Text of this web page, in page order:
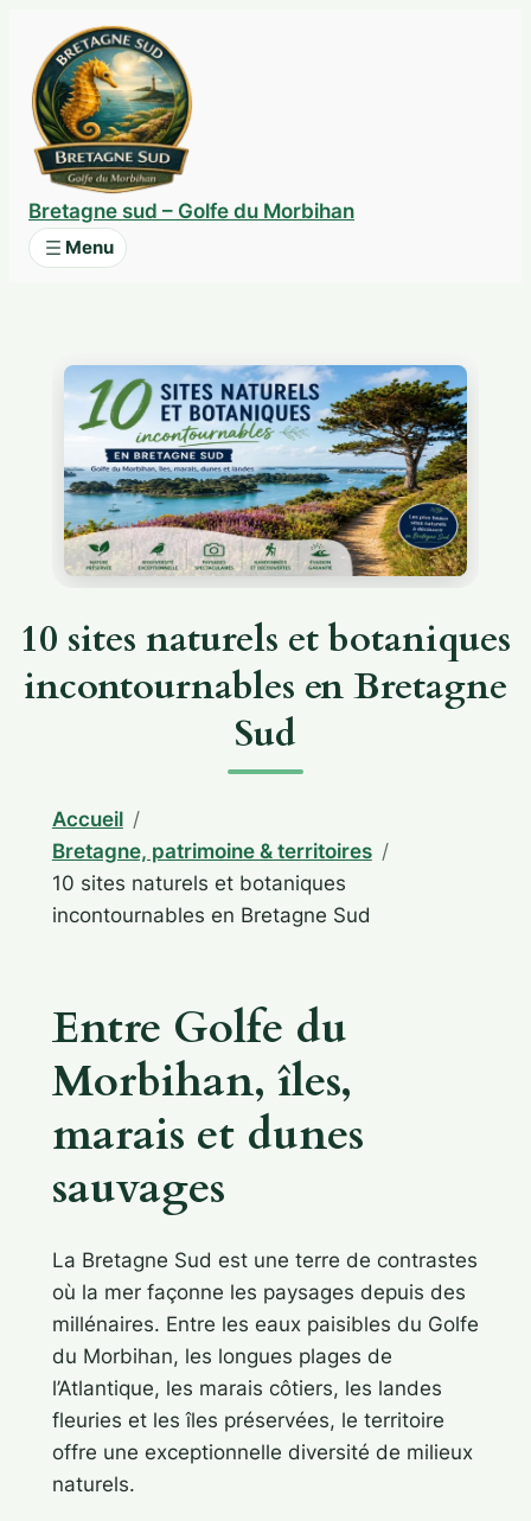
contenu
Bretagne sud – Golfe du Morbihan
10 sites naturels et botaniques
incontournables en Bretagne
Sud
Accueil
Bretagne, patrimoine & territoires
10 sites naturels et botaniques
incontournables en Bretagne Sud
Entre Golfe du
Morbihan, îles,
marais et dunes
sauvages
La Bretagne Sud est une terre de contrastes
où la mer façonne les paysages depuis des
millénaires. Entre les eaux paisibles du Golfe
du Morbihan, les longues plages de
l’Atlantique, les marais côtiers, les landes
fleuries et les îles préservées, le territoire
offre une exceptionnelle diversité de milieux
naturels.